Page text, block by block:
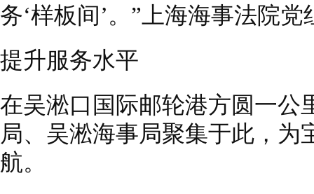
务‘样板间’。”上海海事法院
提升服务水平
在吴淞口国际邮轮港方圆一公
局、吴淞海事局聚集于此，为
航。